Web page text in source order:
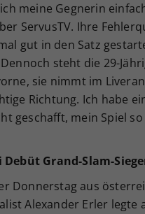
meine Gegnerin
ServusTV. Ihre
gut in den Satz
Dennoch steht die 29-
sie nimmt im
Richtung. Ich habe
geschafft, mein Spiel
Grand-Slam-
Donnerstag aus
Alexander Erler